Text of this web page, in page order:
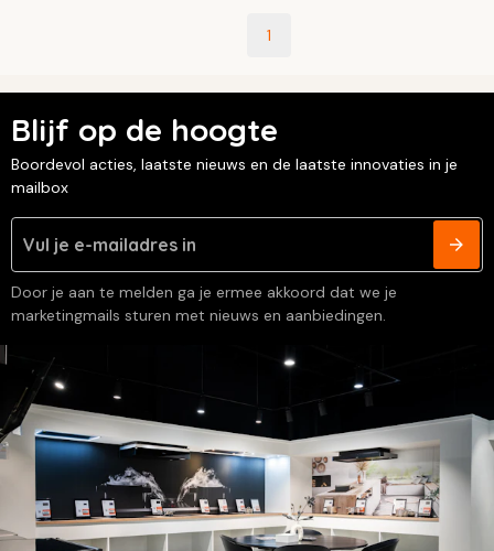
1
Blijf op de hoogte
Boordevol acties, laatste nieuws en de laatste innovaties in je
mailbox
Door je aan te melden ga je ermee akkoord dat we je
marketingmails sturen met nieuws en aanbiedingen.